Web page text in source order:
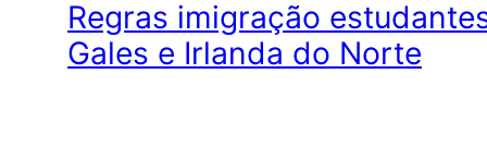
Regras imigração
Gales e Irlanda do Norte